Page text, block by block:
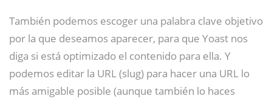
También podemos escoger una palabra clave objetivo
por la que deseamos aparecer, para que Yoast nos
diga si está optimizado el contenido para ella. Y
podemos editar la URL (slug) para hacer una URL lo
más amigable posible (aunque también lo haces